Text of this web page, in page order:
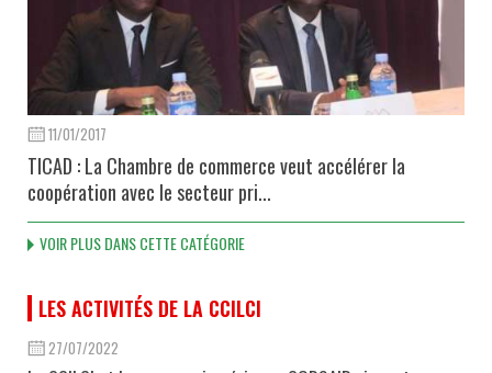
11/01/2017
TICAD : La Chambre de commerce veut accélérer la
coopération avec le secteur pri...
VOIR PLUS DANS CETTE CATÉGORIE
LES ACTIVITÉS DE LA CCILCI
27/07/2022